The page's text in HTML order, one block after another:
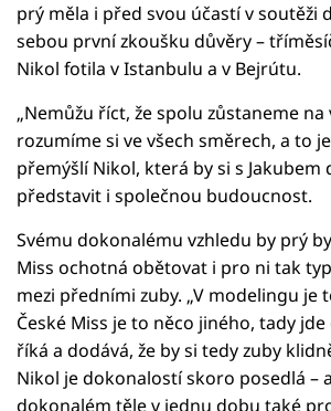
prý měla i před svou účastí v soutěži
sebou první zkoušku důvěry –
Nikol fotila v Istanbulu a v Bejrútu.
„Nemůžu říct, že spolu zůstaneme na
rozumíme si ve všech směrech, a to
přemýšlí Nikol, která by si s Jakubem
představit i společnou budoucnost.
Svému dokonalému vzhledu by prý
Miss ochotná obětovat i pro ni tak
mezi předními zuby. „V modelingu je
České Miss je to něco jiného, tady
říká a dodává, že by si tedy zuby
Nikol je dokonalostí skoro posedlá –
dokonalém těle v jednu dobu také